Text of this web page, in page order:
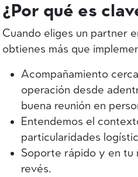
¿Por qué es
Cuando eliges un partner
obtienes más que
Acompañamiento
operación desde
buena reunión en
Entendemos el
particularidades
Soporte rápido y en tu
revés.